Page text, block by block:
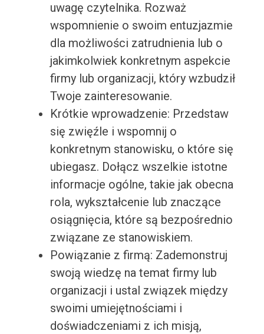
uwagę czytelnika. Rozważ
wspomnienie o swoim entuzjazmie
dla możliwości zatrudnienia lub o
jakimkolwiek konkretnym aspekcie
firmy lub organizacji, który wzbudził
Twoje zainteresowanie.
Krótkie wprowadzenie: Przedstaw
się zwięźle i wspomnij o
konkretnym stanowisku, o które się
ubiegasz. Dołącz wszelkie istotne
informacje ogólne, takie jak obecna
rola, wykształcenie lub znaczące
osiągnięcia, które są bezpośrednio
związane ze stanowiskiem.
Powiązanie z firmą: Zademonstruj
swoją wiedzę na temat firmy lub
organizacji i ustal związek między
swoimi umiejętnościami i
doświadczeniami z ich misją,